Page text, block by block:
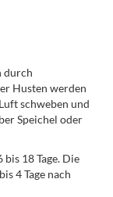
durch
Husten werden
schweben und
Speichel oder
18 Tage. Die
4 Tage nach